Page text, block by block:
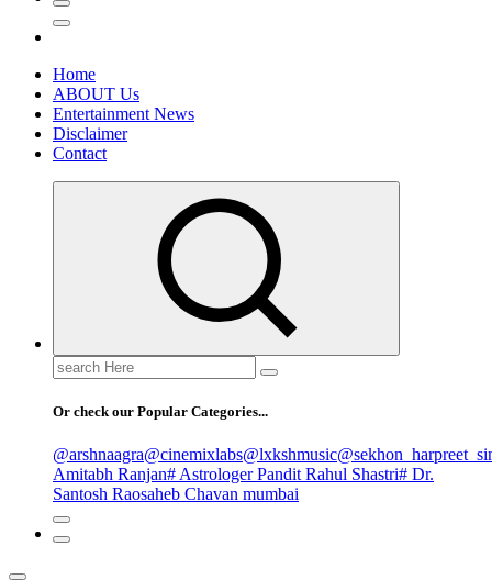
Home
ABOUT Us
Entertainment News
Disclaimer
Contact
Search
for:
Or check our Popular Categories...
@arshnaagra@cinemixlabs@lxkshmusic
Amitabh Ranjan# Astrologer Pandit Rahul Shastri# Dr.
Santosh Raosaheb Chavan mumbai